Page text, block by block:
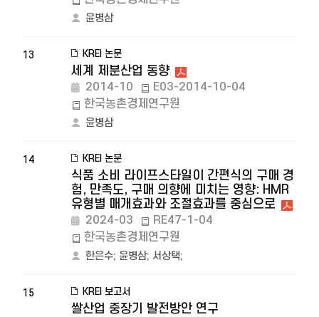
윤병삼
13 KREI 논문
세계 제분산업 동향
2014-10
E03-2014-10-04
한국농촌경제연구원
윤병삼
14 KREI 논문
식품 소비 라이프스타일이 간편식의 구매 경
험, 만족도, 구매 의향에 미치는 영향: HMR
유형별 매개효과와 조절효과를 중심으로
2024-03
RE47-1-04
한국농촌경제연구원
한은수; 윤병삼; 서상택;
15 KREI 보고서
쌀산업 중장기 발전방안 연구